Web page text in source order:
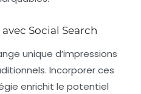
Social Search
unique d’impressions
Incorporer ces
enrichit le potentiel